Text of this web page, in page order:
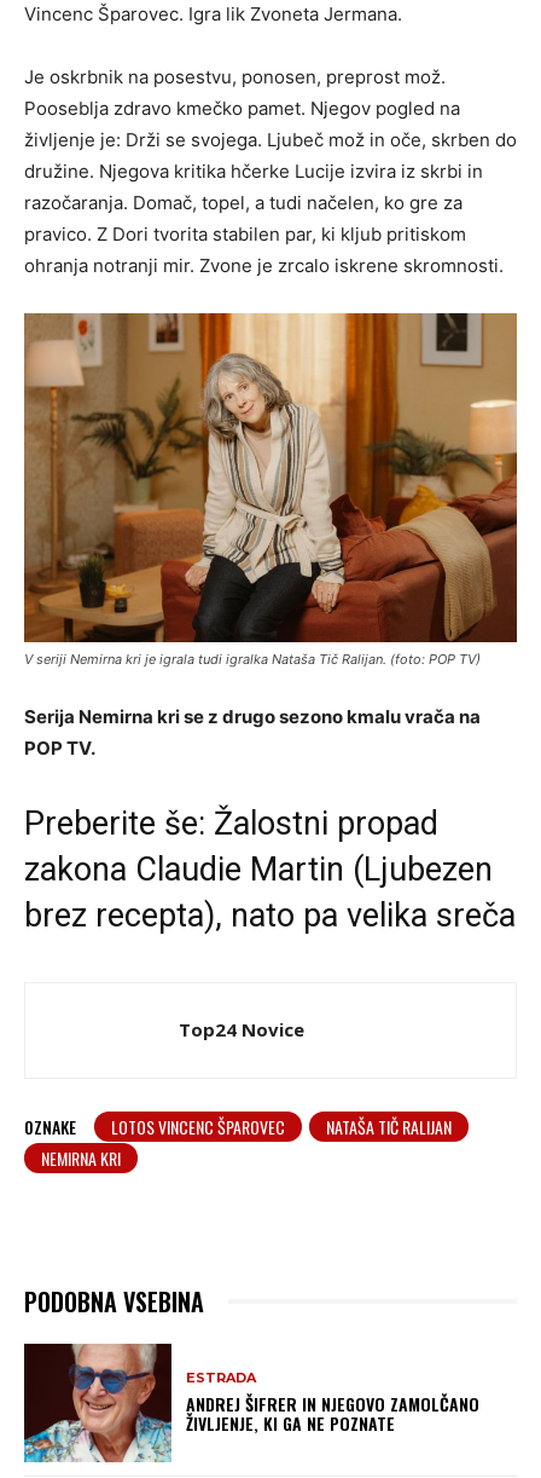
Vincenc Šparovec. Igra lik Zvoneta Jermana.
Je oskrbnik na posestvu, ponosen, preprost mož.
Pooseblja zdravo kmečko pamet. Njegov pogled na
življenje je: Drži se svojega. Ljubeč mož in oče, skrben do
družine. Njegova kritika hčerke Lucije izvira iz skrbi in
razočaranja. Domač, topel, a tudi načelen, ko gre za
pravico. Z Dori tvorita stabilen par, ki kljub pritiskom
ohranja notranji mir. Zvone je zrcalo iskrene skromnosti.
V seriji Nemirna kri je igrala tudi igralka Nataša Tič Ralijan. (foto: POP TV)
Serija Nemirna kri se z drugo sezono kmalu vrača na
POP TV.
Preberite še: Žalostni propad
zakona Claudie Martin (Ljubezen
brez recepta), nato pa velika sreča
Top24 Novice
OZNAKE LOTOS VINCENC ŠPAROVEC
NATAŠA TIČ RALIJAN
NEMIRNA KRI
PODOBNA VSEBINA
ESTRADA
ANDREJ ŠIFRER IN NJEGOVO ZAMOLČANO
ŽIVLJENJE, KI GA NE POZNATE